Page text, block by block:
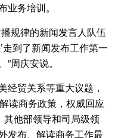
务培训。
规律的新闻发言人队伍
走到了新闻发布工作第一
周庆安说。
贸关系等重大议题，
读商务政策，权威回应
其他部领导和司局级领
发布、解读商务工作最